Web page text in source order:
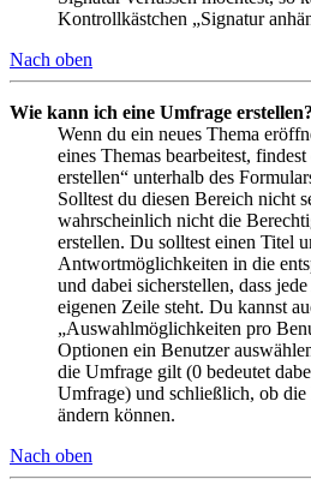
Kontrollkästchen „Signatur
Nach oben
Wie kann ich eine Umfrage erstellen?
Wenn du ein neues Thema
eines Themas bearbeitest,
erstellen“ unterhalb des
Solltest du diesen Bereich nicht
wahrscheinlich nicht die
erstellen. Du solltest einen Titel
Antwortmöglichkeiten in die
und dabei sicherstellen, dass
eigenen Zeile steht. Du kannst
„Auswahlmöglichkeiten pro
Optionen ein Benutzer
die Umfrage gilt (0 bedeutet
Umfrage) und schließlich, ob
ändern können.
Nach oben